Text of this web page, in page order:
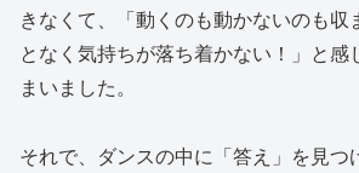
きなくて、「動くのも動かないのも収
となく気持ちが落ち着かない！」と感
まいました。
それで、ダンスの中に「答え」を見つ